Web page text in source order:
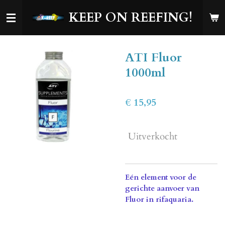
direct
hoofdinhoud
KEEP ON REEFING!
ATI Fluor
1000ml
€ 15,95
Uitverkocht
Eén element voor de
gerichte aanvoer van
Fluor in rifaquaria.